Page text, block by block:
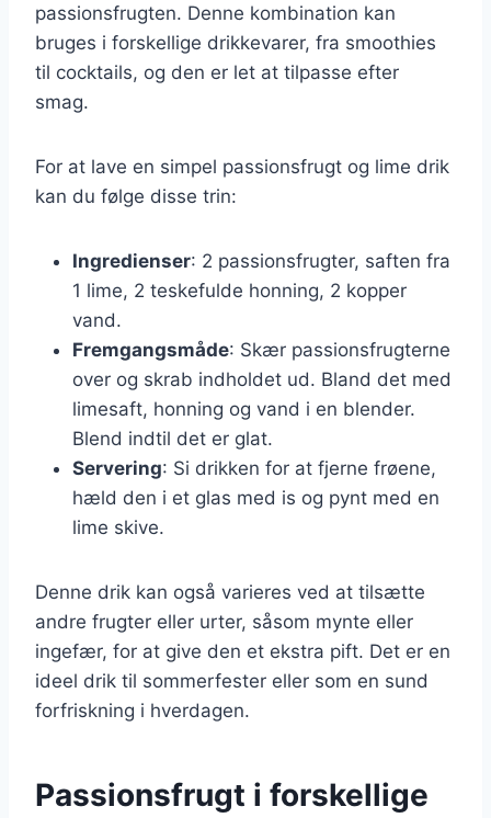
passionsfrugten. Denne kombination kan
bruges i forskellige drikkevarer, fra smoothies
til cocktails, og den er let at tilpasse efter
smag.
For at lave en simpel passionsfrugt og lime drik
kan du følge disse trin:
Ingredienser: 2 passionsfrugter, saften fra
1 lime, 2 teskefulde honning, 2 kopper
vand.
Fremgangsmåde: Skær passionsfrugterne
over og skrab indholdet ud. Bland det med
limesaft, honning og vand i en blender.
Blend indtil det er glat.
Servering: Si drikken for at fjerne frøene,
hæld den i et glas med is og pynt med en
lime skive.
Denne drik kan også varieres ved at tilsætte
andre frugter eller urter, såsom mynte eller
ingefær, for at give den et ekstra pift. Det er en
ideel drik til sommerfester eller som en sund
forfriskning i hverdagen.
Passionsfrugt i forskellige